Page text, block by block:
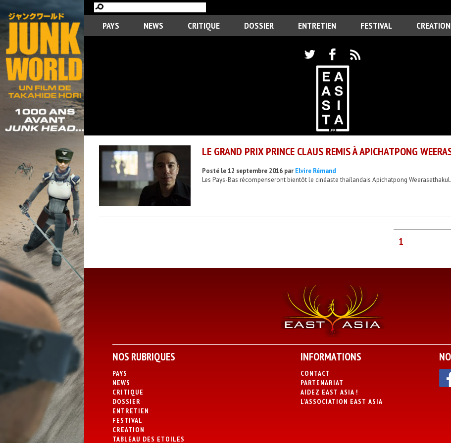
PAYS NEWS CRITIQUE DOSSIER ENTRETIEN FESTIVAL CREATION
LE GRAND PRIX PRINCE CLAUS REMIS À APICHATPONG
Posté le 12 septembre 2016 par Elvire Rémand
Les Pays-Bas récompenseront bientôt le cinéaste thaïlandais Apichatpong
1
NOS RUBRIQUES
PAYS
NEWS
CRITIQUE
DOSSIER
ENTRETIEN
FESTIVAL
CREATION
TABLEAU DES ETOILES
INFORMATIONS
CONTACT
PARTENARIAT
AIDEZ EAST ASIA !
L’ASSOCIATION EAST ASIA